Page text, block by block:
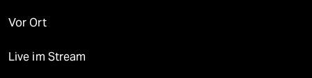
Vor Ort
Live im Stream